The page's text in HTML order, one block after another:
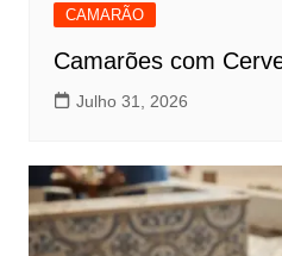
CAMARÃO
Camarões com
Julho 31, 2026